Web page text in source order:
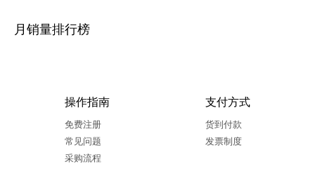
月销量排行榜
操作指南
免费注册
常见问题
采购流程
支付方式
货到付款
发票制度